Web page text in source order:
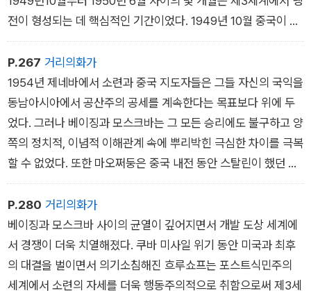
전이 형성되는 데 핵심적인 기간이었다. 1949년 10월 중국이 공
산주의 대국으로 등장하자 동아시아에서 힘의 균형이 뒤집혔고,
개발 도상 세계 전체에서 마르크스주의 혁명의 가능성이 커졌다.
워싱턴과 모스크바의 냉전 지도자들은 중국, 한국, 인도차이나에
서 맹렬히 진행된 일련의 아시아 혁명들을 두고 하나의 응집된 전
선으로 결합해 전략적 계산을 수행했다. 한편 동쪽에서 공산주의
가 승리하자 주저하던 소련 지도자들은 아시아 혁명가들을 지지
하기 시작했다. 마오쩌둥과 동지들은 냉전 투쟁의 방향을 중부 유
럽에서 동아시아의 포스트식민주의국경 지역과 그 너머로 돌렸
다.
P.267 거리의화가
1954년 제네바에서 소련과 중국 지도자들은 그들 자신의 국익을
동남아시아에서 공산주의 공세를 계속한다는 목표보다 위에 두
었다. 그러나 베이징과 모스크바는 그 모든 승리에도 불구하고 양
쪽의 정치적, 이념적 이해관계 속에 뿌리박힌 극심한 차이를 극복
할 수 없었다. 또한 마오쩌둥은 중국 내전 동안 스탈린이 했던 미
온적인 지원을 결코 잊지 않고 있었다. 또한 중국 지도자들은 개
발 도상 세계의 사회들에 소련 모델을 적용할 수 있다는 가능성에
여전히 회의적이었다.
P.280 거리의화가
베이징과 모스크바 사이의 균열이 깊어지면서 개발 도상 세계에
서 경쟁이 더욱 치열해졌다. 쿠바 미사일 위기 동안 미국과 최후
의 대결을 벌이면서 의기소침해진 흐루쇼프는 포스트식민주의
세계에서 소련의 자세를 더욱 행동주의적으로 취함으로써 제3세